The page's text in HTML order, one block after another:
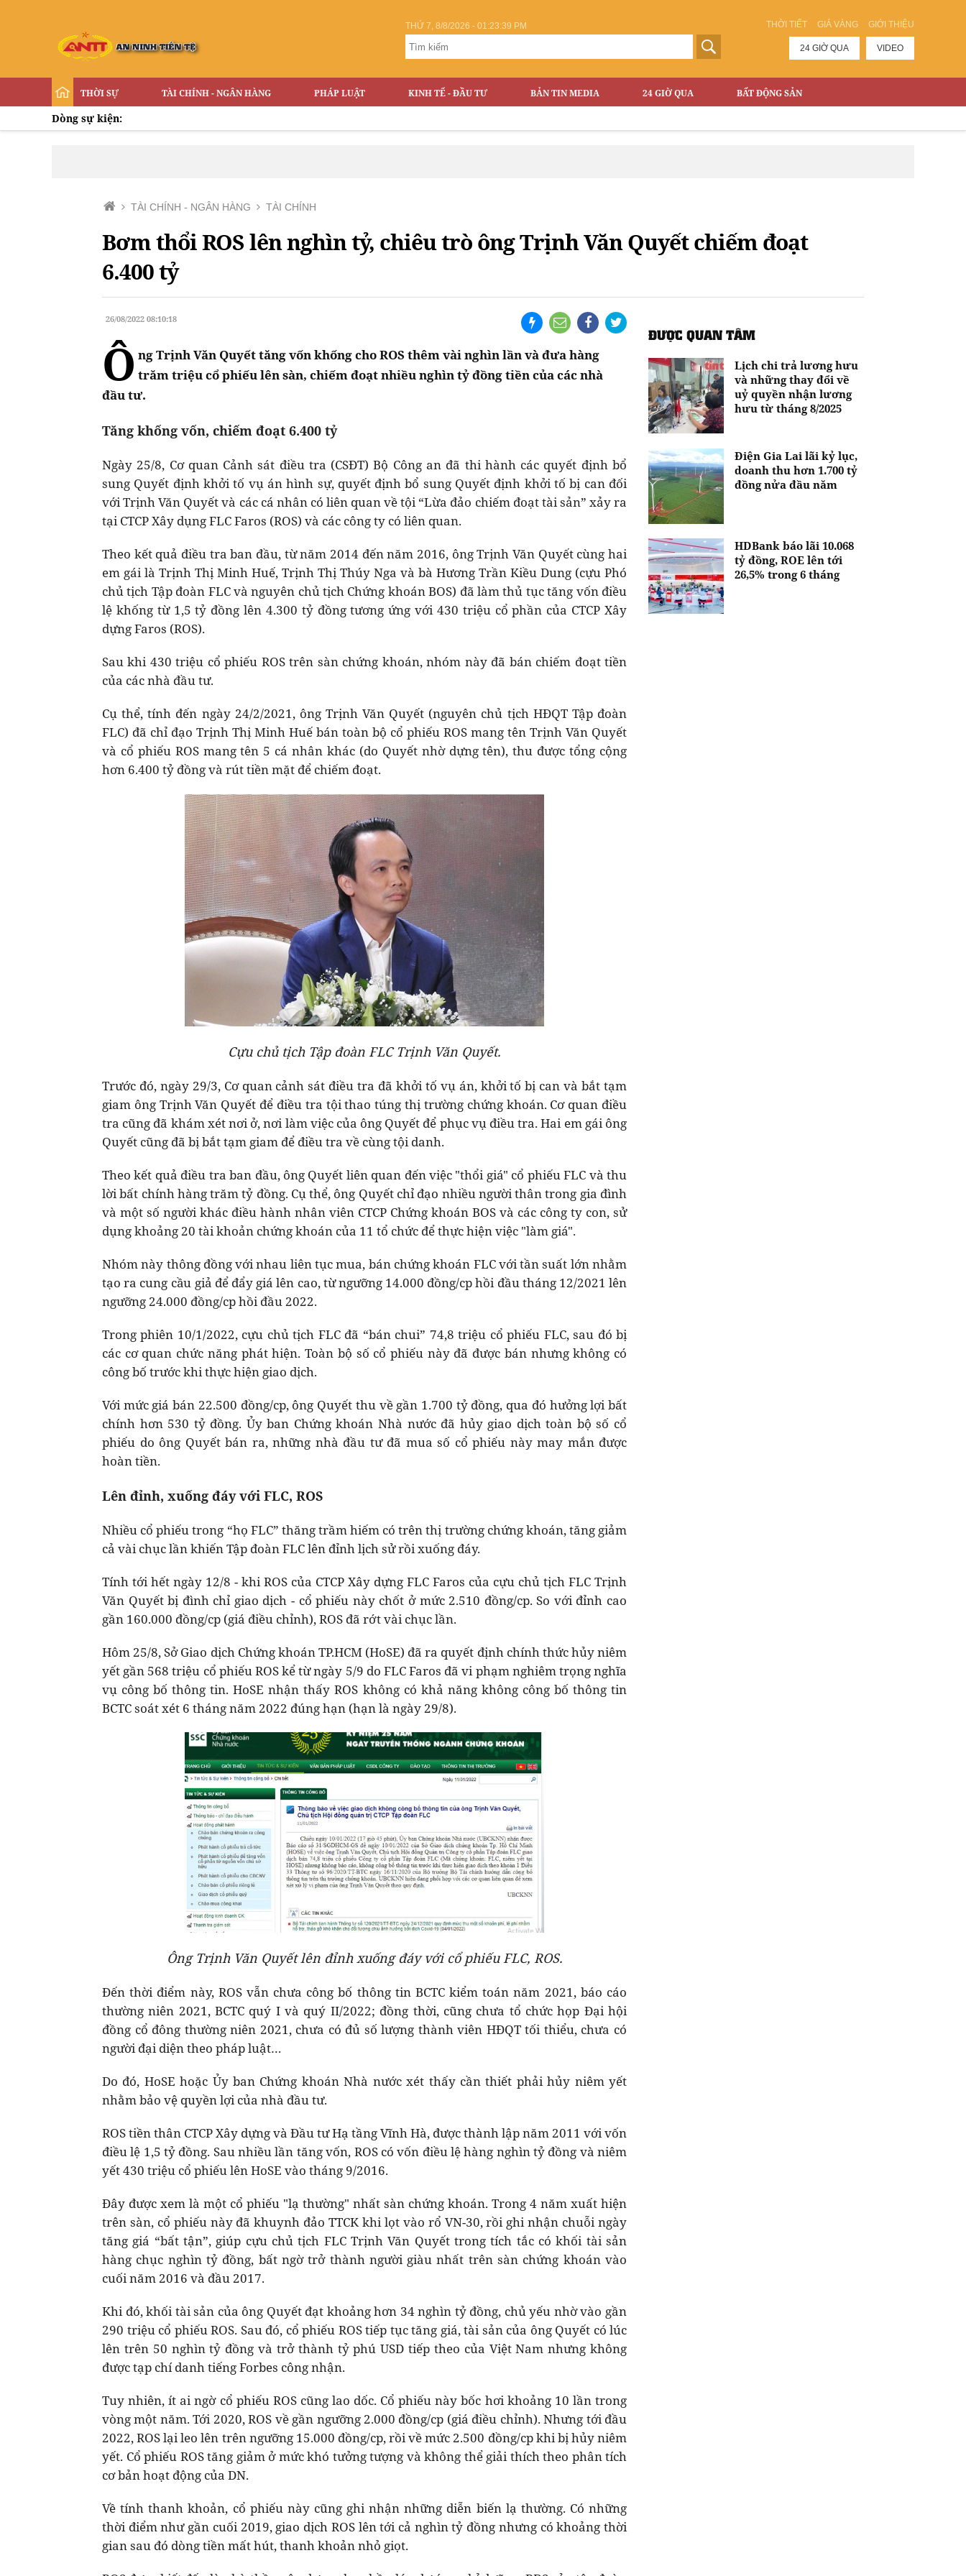
THỜI TIẾT GIÁ VÀNG GIỚI THIỆU
THỨ 7, 8/8/2026 - 01:23:40 PM
24 GIỜ QUA VIDEO
THỜI SỰ TÀI CHÍNH - NGÂN HÀNG PHÁP LUẬT KINH TẾ - ĐẦU TƯ BẢN TIN MEDIA 24 GIỜ QUA BẤT ĐỘNG SẢN
Dòng sự kiện:
TÀI CHÍNH - NGÂN HÀNG TÀI CHÍNH
Bơm thổi ROS lên nghìn tỷ, chiêu trò ông Trịnh Văn Quyết chiếm đoạt
6.400 tỷ
26/08/2022 08:10:18
Ô ng Trịnh Văn Quyết tăng vốn khống cho ROS thêm vài nghìn lần và đưa hàng
trăm triệu cổ phiếu lên sàn, chiếm đoạt nhiều nghìn tỷ đồng tiền của các nhà
đầu tư.
Tăng khống vốn, chiếm đoạt 6.400 tỷ
Ngày 25/8, Cơ quan Cảnh sát điều tra (CSĐT) Bộ Công an đã thi hành các quyết định bổ
sung Quyết định khởi tố vụ án hình sự, quyết định bổ sung Quyết định khởi tố bị can đối
với Trịnh Văn Quyết và các cá nhân có liên quan về tội “Lừa đảo chiếm đoạt tài sản” xảy ra
tại CTCP Xây dụng FLC Faros (ROS) và các công ty có liên quan.
Theo kết quả điều tra ban đầu, từ năm 2014 đến năm 2016, ông Trịnh Văn Quyết cùng hai
em gái là Trịnh Thị Minh Huế, Trịnh Thị Thúy Nga và bà Hương Trần Kiều Dung (cựu Phó
chủ tịch Tập đoàn FLC và nguyên chủ tịch Chứng khoán BOS) đã làm thủ tục tăng vốn điều
lệ khống từ 1,5 tỷ đồng lên 4.300 tỷ đồng tương ứng với 430 triệu cổ phần của CTCP Xây
dựng Faros (ROS).
Sau khi 430 triệu cổ phiếu ROS trên sàn chứng khoán, nhóm này đã bán chiếm đoạt tiền
của các nhà đầu tư.
Cụ thể, tính đến ngày 24/2/2021, ông Trịnh Văn Quyết (nguyên chủ tịch HĐQT Tập đoàn
FLC) đã chỉ đạo Trịnh Thị Minh Huế bán toàn bộ cổ phiếu ROS mang tên Trịnh Văn Quyết
và cổ phiếu ROS mang tên 5 cá nhân khác (do Quyết nhờ dựng tên), thu được tổng cộng
hơn 6.400 tỷ đồng và rút tiền mặt để chiếm đoạt.
Cựu chủ tịch Tập đoàn FLC Trịnh Văn Quyết.
Trước đó, ngày 29/3, Cơ quan cảnh sát điều tra đã khởi tố vụ án, khởi tố bị can và bắt tạm
giam ông Trịnh Văn Quyết để điều tra tội thao túng thị trường chứng khoán. Cơ quan điều
tra cũng đã khám xét nơi ở, nơi làm việc của ông Quyết để phục vụ điều tra. Hai em gái ông
Quyết cũng đã bị bắt tạm giam để điều tra về cùng tội danh.
Theo kết quả điều tra ban đầu, ông Quyết liên quan đến việc "thổi giá" cổ phiếu FLC và thu
lời bất chính hàng trăm tỷ đồng. Cụ thể, ông Quyết chỉ đạo nhiều người thân trong gia đình
và một số người khác điều hành nhân viên CTCP Chứng khoán BOS và các công ty con, sử
dụng khoảng 20 tài khoản chứng khoán của 11 tổ chức để thực hiện việc "làm giá".
Nhóm này thông đồng với nhau liên tục mua, bán chứng khoán FLC với tần suất lớn nhằm
tạo ra cung cầu giả để đẩy giá lên cao, từ ngưỡng 14.000 đồng/cp hồi đầu tháng 12/2021 lên
ngưỡng 24.000 đồng/cp hồi đầu 2022.
Trong phiên 10/1/2022, cựu chủ tịch FLC đã “bán chui” 74,8 triệu cổ phiếu FLC, sau đó bị
các cơ quan chức năng phát hiện. Toàn bộ số cổ phiếu này đã được bán nhưng không có
công bố trước khi thực hiện giao dịch.
Với mức giá bán 22.500 đồng/cp, ông Quyết thu về gần 1.700 tỷ đồng, qua đó hưởng lợi bất
chính hơn 530 tỷ đồng. Ủy ban Chứng khoán Nhà nước đã hủy giao dịch toàn bộ số cổ
phiếu do ông Quyết bán ra, những nhà đầu tư đã mua số cổ phiếu này may mắn được
hoàn tiền.
Lên đỉnh, xuống đáy với FLC, ROS
Nhiều cổ phiếu trong “họ FLC” thăng trầm hiếm có trên thị trường chứng khoán, tăng giảm
cả vài chục lần khiến Tập đoàn FLC lên đỉnh lịch sử rồi xuống đáy.
Tính tới hết ngày 12/8 - khi ROS của CTCP Xây dựng FLC Faros của cựu chủ tịch FLC Trịnh
Văn Quyết bị đình chỉ giao dịch - cổ phiếu này chốt ở mức 2.510 đồng/cp. So với đỉnh cao
gần 160.000 đồng/cp (giá điều chỉnh), ROS đã rớt vài chục lần.
Hôm 25/8, Sở Giao dịch Chứng khoán TP.HCM (HoSE) đã ra quyết định chính thức hủy niêm
yết gần 568 triệu cổ phiếu ROS kể từ ngày 5/9 do FLC Faros đã vi phạm nghiêm trọng nghĩa
vụ công bố thông tin. HoSE nhận thấy ROS không có khả năng không công bố thông tin
BCTC soát xét 6 tháng năm 2022 đúng hạn (hạn là ngày 29/8).
Ông Trịnh Văn Quyết lên đỉnh xuống đáy với cổ phiếu FLC, ROS.
Đến thời điểm này, ROS vẫn chưa công bố thông tin BCTC kiểm toán năm 2021, báo cáo
thường niên 2021, BCTC quý I và quý II/2022; đồng thời, cũng chưa tổ chức họp Đại hội
đồng cổ đông thường niên 2021, chưa có đủ số lượng thành viên HĐQT tối thiểu, chưa có
người đại diện theo pháp luật…
Do đó, HoSE hoặc Ủy ban Chứng khoán Nhà nước xét thấy cần thiết phải hủy niêm yết
nhằm bảo vệ quyền lợi của nhà đầu tư.
ROS tiền thân CTCP Xây dựng và Đầu tư Hạ tầng Vĩnh Hà, được thành lập năm 2011 với vốn
điều lệ 1,5 tỷ đồng. Sau nhiều lần tăng vốn, ROS có vốn điều lệ hàng nghìn tỷ đồng và niêm
yết 430 triệu cổ phiếu lên HoSE vào tháng 9/2016.
Đây được xem là một cổ phiếu "lạ thường" nhất sàn chứng khoán. Trong 4 năm xuất hiện
trên sàn, cổ phiếu này đã khuynh đảo TTCK khi lọt vào rổ VN-30, rồi ghi nhận chuỗi ngày
tăng giá “bất tận”, giúp cựu chủ tịch FLC Trịnh Văn Quyết trong tích tắc có khối tài sản
hàng chục nghìn tỷ đồng, bất ngờ trở thành người giàu nhất trên sàn chứng khoán vào
cuối năm 2016 và đầu 2017.
Khi đó, khối tài sản của ông Quyết đạt khoảng hơn 34 nghìn tỷ đồng, chủ yếu nhờ vào gần
290 triệu cổ phiếu ROS. Sau đó, cổ phiếu ROS tiếp tục tăng giá, tài sản của ông Quyết có lúc
lên trên 50 nghìn tỷ đồng và trở thành tỷ phú USD tiếp theo của Việt Nam nhưng không
được tạp chí danh tiếng Forbes công nhận.
Tuy nhiên, ít ai ngờ cổ phiếu ROS cũng lao dốc. Cổ phiếu này bốc hơi khoảng 10 lần trong
vòng một năm. Tới 2020, ROS về gần ngưỡng 2.000 đồng/cp (giá điều chỉnh). Nhưng tới đầu
2022, ROS lại leo lên trên ngưỡng 15.000 đồng/cp, rồi về mức 2.500 đồng/cp khi bị hủy niêm
yết. Cổ phiếu ROS tăng giảm ở mức khó tưởng tượng và không thể giải thích theo phân tích
cơ bản hoạt động của DN.
Về tính thanh khoản, cổ phiếu này cũng ghi nhận những diễn biến lạ thường. Có những
thời điểm như gần cuối 2019, giao dịch ROS lên tới cả nghìn tỷ đồng nhưng có khoảng thời
gian sau đó dòng tiền mất hút, thanh khoản nhỏ giọt.
ĐƯỢC QUAN TÂM
Lịch chi trả lương hưu
và những thay đổi về
uỷ quyền nhận lương
hưu từ tháng 8/2025
Điện Gia Lai lãi kỷ lục,
doanh thu hơn 1.700 tỷ
đồng nửa đầu năm
HDBank báo lãi 10.068
tỷ đồng, ROE lên tới
26,5% trong 6 tháng